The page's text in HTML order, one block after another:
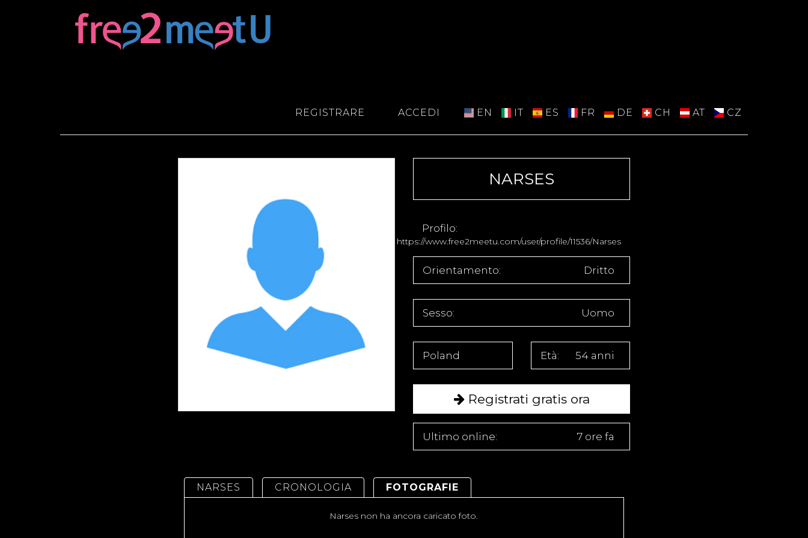
REGISTRARE ACCEDI EN IT ES FR DE CH AT CZ
NARSES
Profilo:
https://www.free2meetu.com/user/profile/11536/Narses
Orientamento: Dritto
Sesso: Uomo
Poland Età: 54 anni
Registrati gratis ora
Ultimo online: 7 ore fa
NARSES CRONOLOGIA FOTOGRAFIE
Narses non ha ancora caricato foto.